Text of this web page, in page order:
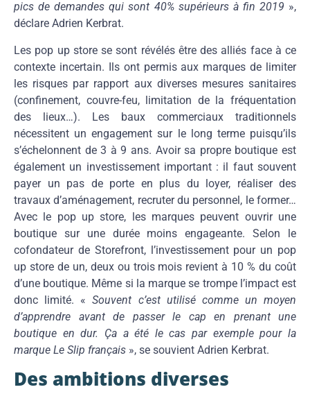
pics de demandes qui sont 40% supérieurs à fin 2019 »,
déclare Adrien Kerbrat.
Les pop up store se sont révélés être des alliés face à ce
contexte incertain. Ils ont permis aux marques de limiter
les risques par rapport aux diverses mesures sanitaires
(confinement, couvre-feu, limitation de la fréquentation
des lieux…). Les baux commerciaux traditionnels
nécessitent un engagement sur le long terme puisqu’ils
s’échelonnent de 3 à 9 ans. Avoir sa propre boutique est
également un investissement important : il faut souvent
payer un pas de porte en plus du loyer, réaliser des
travaux d’aménagement, recruter du personnel, le former…
Avec le pop up store, les marques peuvent ouvrir une
boutique sur une durée moins engageante. Selon le
cofondateur de Storefront, l’investissement pour un pop
up store de un, deux ou trois mois revient à 10 % du coût
d’une boutique. Même si la marque se trompe l’impact est
donc limité. «Souvent c’est utilisé comme un moyen
d’apprendre avant de passer le cap en prenant une
boutique en dur. Ça a été le cas par exemple pour la
marque Le Slip français », se souvient Adrien Kerbrat.
Des ambitions diverses